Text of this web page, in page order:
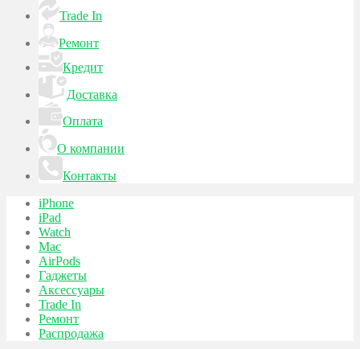
Trade In
Ремонт
Кредит
Доставка
Оплата
О компании
Контакты
iPhone
iPad
Watch
Mac
AirPods
Гаджеты
Аксессуары
Trade In
Ремонт
Распродажа